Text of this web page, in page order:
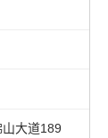
大道189